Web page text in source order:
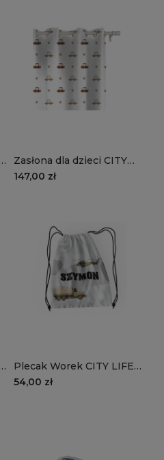
Zasłona dla dzieci CITY
LIFE wzór D258 | autka
147,00 zł
Plecak Worek CITY LIFE
wzór D121 z imieniem |
54,00 zł